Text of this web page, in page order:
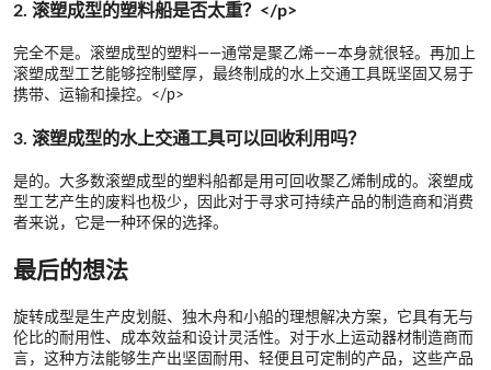
2. 滚塑成型的塑料船是否太重？</p>
完全不是。滚塑成型的塑料——通常是聚乙烯——本身就很轻。再加上
滚塑成型工艺能够控制壁厚，最终制成的水上交通工具既坚固又易于
携带、运输和操控。</p>
3. 滚塑成型的水上交通工具可以回收利用吗？
是的。大多数滚塑成型的塑料船都是用可回收聚乙烯制成的。滚塑成
型工艺产生的废料也极少，因此对于寻求可持续产品的制造商和消费
者来说，它是一种环保的选择。
最后的想法
旋转成型是生产皮划艇、独木舟和小船的理想解决方案，它具有无与
伦比的耐用性、成本效益和设计灵活性。对于水上运动器材制造商而
言，这种方法能够生产出坚固耐用、轻便且可定制的产品，这些产品